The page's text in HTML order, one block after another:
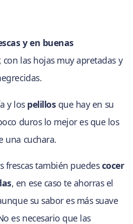
y en buenas
con las hojas muy apretadas y
y los pelillos que hay en su
duros lo mejor es que los
una cuchara.
frescas también puedescocer
, en ese caso te ahorras el
su sabor es más suave
es necesario que las